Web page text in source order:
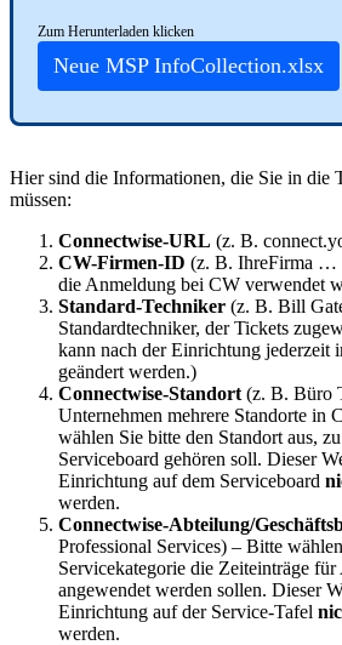
Zum Herunterladen klicken
Neue MSP InfoCollection.xlsx
Hier sind die Informationen, die Sie in die
müssen:
Connectwise-URL (z. B. connect.
CW-Firmen-ID (z. B. IhreFirma …
die Anmeldung bei CW verwendet
Standard-Techniker (z. B. Bill
Standardtechniker, der Tickets
kann nach der Einrichtung jederzeit
geändert werden.)
Connectwise-Standort (z. B. Büro
Unternehmen mehrere Standorte in
wählen Sie bitte den Standort aus, zu
Serviceboard gehören soll. Dieser
Einrichtung auf dem Serviceboard
werden.
Connectwise-Abteilung/Geschä
Professional Services) – Bitte wählen
Servicekategorie die Zeiteinträge für
angewendet werden sollen. Dieser
Einrichtung auf der Service-Tafel
werden.